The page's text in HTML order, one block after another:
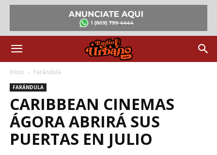
Inicio Farándula
FARÁNDULA
CARIBBEAN CINEMAS
ÁGORA ABRIRÁ SUS
PUERTAS EN JULIO